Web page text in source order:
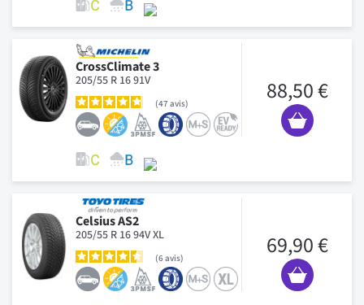
CrossClimate 3
205/55 R 16 91V
47 avis 88,50 €
Celsius AS2
205/55 R 16 94V XL
6avis 69,90 €